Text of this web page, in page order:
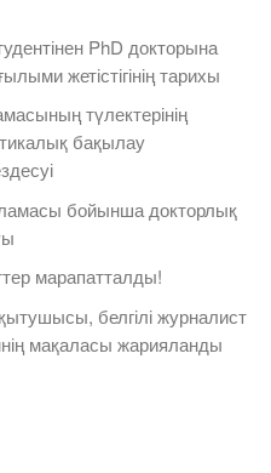
PhD докторына
жетістігінің тарихы
түлектерінің
бақылау
бойынша докторлық
марапатталды!
белгілі журналист
мақаласы жарияланды